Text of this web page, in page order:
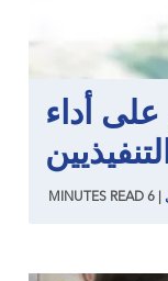
على أداء
6
MINUTES READ